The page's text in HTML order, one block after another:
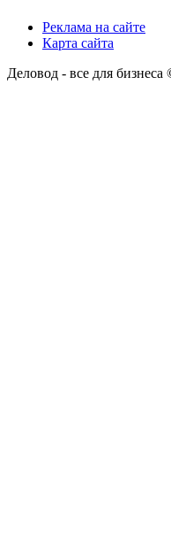
Реклама на сайте
Карта сайта
Деловод - все для бизнеса